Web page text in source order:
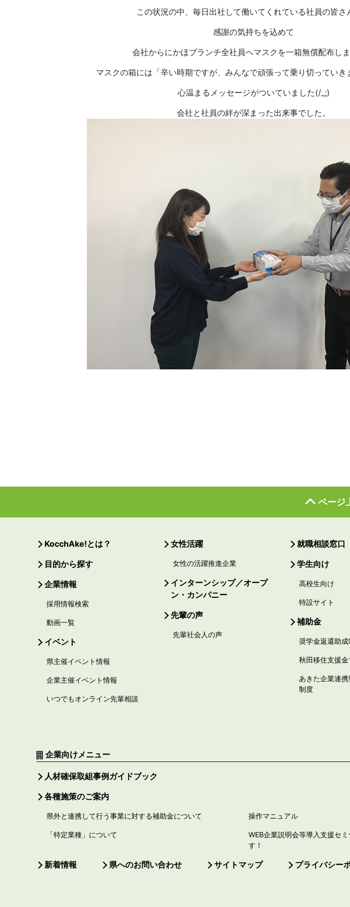
この状況の中、毎日出社して働いてくれている社員の皆さ
感謝の気持ちを込めて
会社からにかほブランチ全社員へマスクを一箱無償配布しま
マスクの箱には「辛い時期ですが、みんなで頑張って乗り切っていき
心温まるメッセージがついていました(/_;)
会社と社員の絆が深まった出来事でした。
ページ
KocchAke!とは？
目的から探す
企業情報
採用情報検索
動画一覧
イベント
県主催イベント情報
企業主催イベント情報
いつでもオンライン先輩相談
女性活躍
女性の活躍推進企業
インターンシップ／オープ
ン・カンパニー
先輩の声
先輩社会人の声
就職相談窓口
学生向け
高校生向け
特設サイト
補助金
奨学金返還助
秋田移住支援
あきた企業連
制度
企業向けメニュー
人材確保取組事例ガイドブック
各種施策のご案内
県外と連携して行う事業に対する補助金について 操作マニュアル
「特定業種」について
WEB企業説明会等導入支援セ
す！
新着情報 県へのお問い合わせ サイトマップ プライバシー